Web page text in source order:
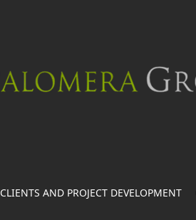
CLIENTS AND PROJECT DEVELOPMENT